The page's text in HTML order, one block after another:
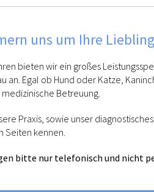
uns um Ihre
bieten wir ein großes
an. Egal ob Hund oder Katze,
Betreuung.
Praxis, sowie unser
Seiten kennen.
bitte nur telefonisch und nicht